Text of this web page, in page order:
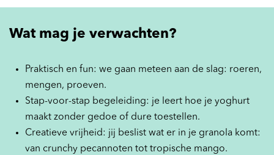
Wat mag je verwachten?
Praktisch en fun: we gaan meteen aan de slag: roeren,
mengen, proeven.
Stap-voor-stap begeleiding: je leert hoe je yoghurt
maakt zonder gedoe of dure toestellen.
Creatieve vrijheid: jij beslist wat er in je granola komt:
van crunchy pecannoten tot tropische mango.